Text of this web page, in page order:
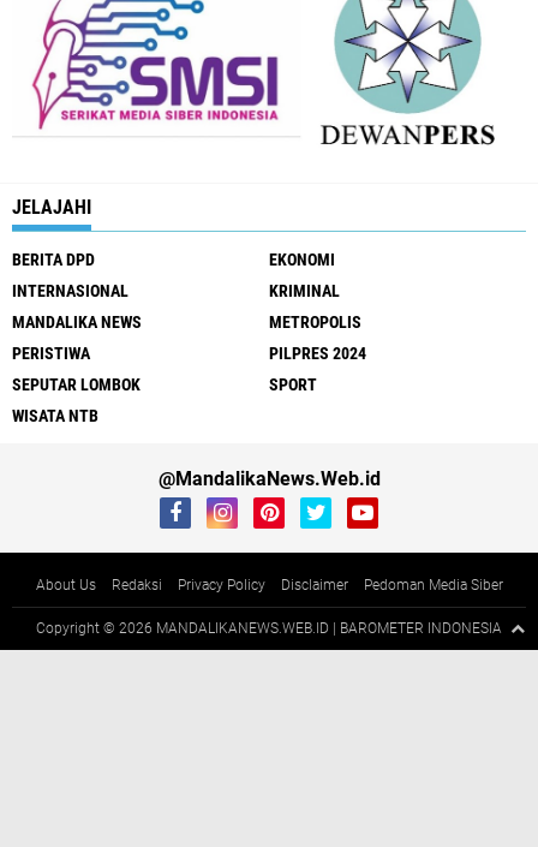
JELAJAHI
BERITA DPD
EKONOMI
INTERNASIONAL
KRIMINAL
MANDALIKA NEWS
METROPOLIS
PERISTIWA
PILPRES 2024
SEPUTAR LOMBOK
SPORT
WISATA NTB
@MandalikaNews.Web.id
About Us Redaksi Privacy Policy Disclaimer Pedoman Media Siber
Copyright © 2026 MANDALIKANEWS.WEB.ID | BAROMETER INDONESIA